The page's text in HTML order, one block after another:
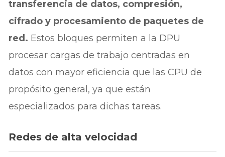
transferencia de datos, compresión,
cifrado y procesamiento de paquetes de
red. Estos bloques permiten a la DPU
procesar cargas de trabajo centradas en
datos con mayor eficiencia que las CPU de
propósito general, ya que están
especializados para dichas tareas.
Redes de alta velocidad